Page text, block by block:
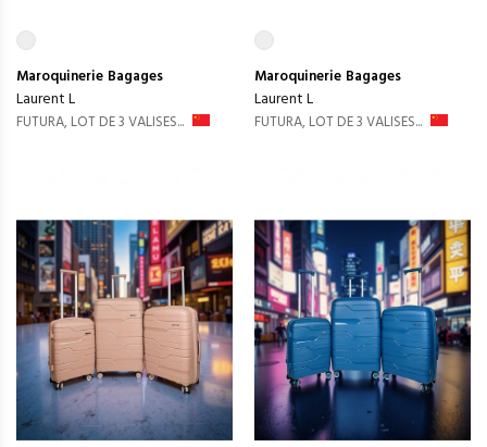
Maroquinerie Bagages
Laurent L
FUTURA, LOT DE 3 VALISES...
Maroquinerie Bagages
Laurent L
FUTURA, LOT DE 3 VALISES...